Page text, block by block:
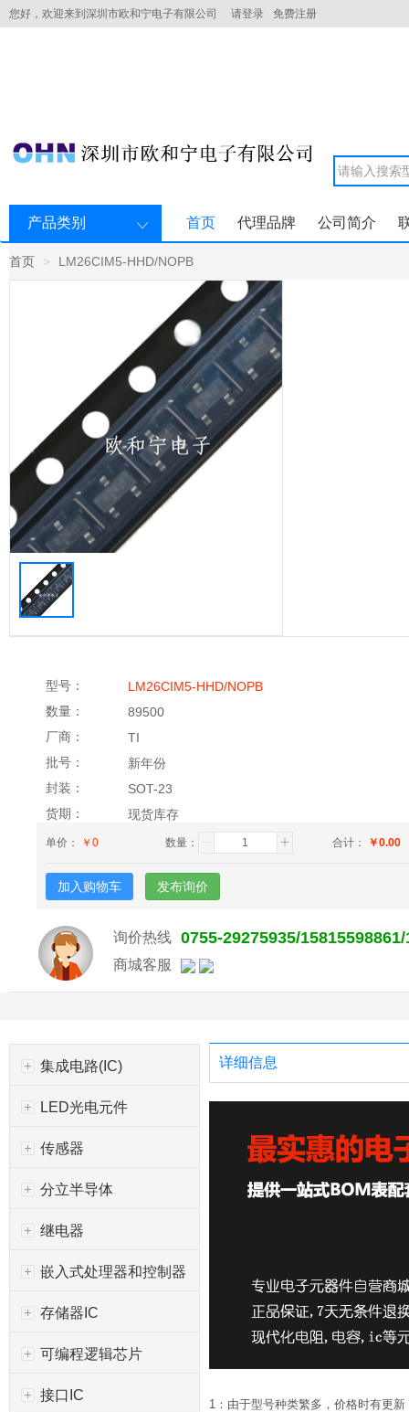
您好，欢迎来到深圳市欧和宁电子有限公司 请登录 免费注册
产品类别 首页 代理品牌 公司简介
首页 LM26CIM5-HHD/NOPB
型号： LM26CIM5-HHD/NOPB
数量： 89500
厂商： TI
批号： 新年份
封装： SOT-23
货期： 现货库存
单价： ￥ 0 数量： 合计： ￥0.00
加入购物车 发布询价
询价热线 0755-29275935/
商城客服
集成电路(IC)
LED光电元件
传感器
分立半导体
继电器
嵌入式处理器和控制器
存储器IC
可编程逻辑芯片
接口IC
详细信息
1：由于型号种类繁多，价格时有更